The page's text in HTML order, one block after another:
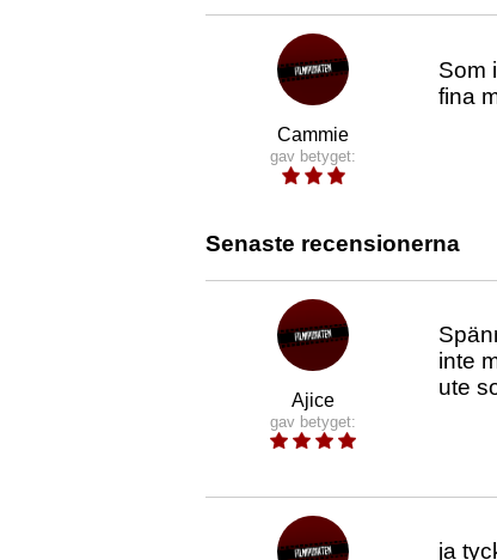
Cammie
gav betyget:
Som
fina
Senaste recensionerna
Ajice
gav betyget:
inte
ute
ja